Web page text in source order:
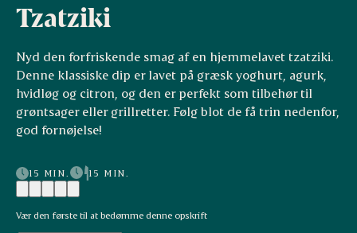
Tzatziki
Nyd den forfriskende smag af en hjemmelavet tzatziki.
Denne klassiske dip er lavet på græsk yoghurt, agurk,
hvidløg og citron, og den er perfekt som tilbehør til
grøntsager eller grillretter. Følg blot de få trin nedenfor,
god fornøjelse!
15 MIN. 15 MIN.
Vær den første til at bedømme denne opskrift